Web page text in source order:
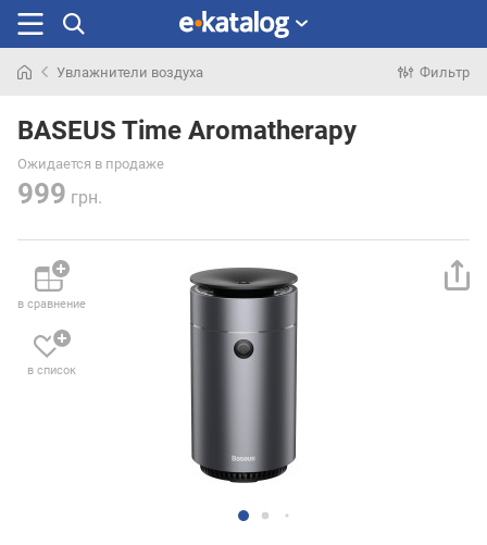
раньше
Увлажнители воздуха Фильтр
BASEUS Time Aromatherapy
Ожидается в продаже
999 грн.
в сравнение
в список